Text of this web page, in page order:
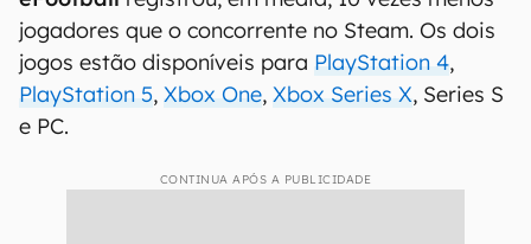
jogadores que o concorrente no Steam. Os dois
jogos estão disponíveis para PlayStation 4,
PlayStation 5, Xbox One, Xbox Series X, Series S
e PC.
CONTINUA APÓS A PUBLICIDADE